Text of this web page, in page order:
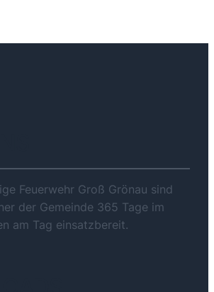
Feuerwehr Groß Grönau sind
der Gemeinde 365 Tage im
am Tag einsatzbereit.